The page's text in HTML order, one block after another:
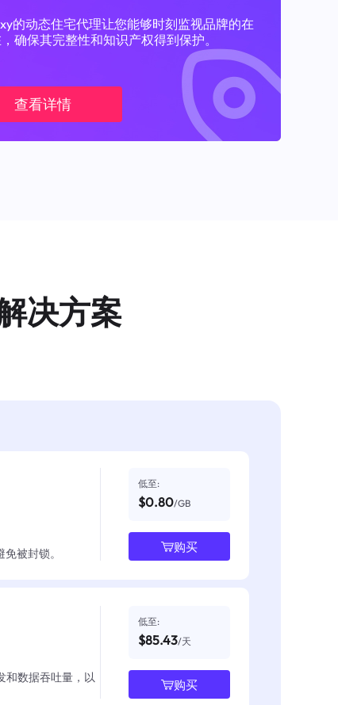
的动态住宅代理让您能够时刻监视品牌的在
确保其完整性和知识产权得到保护。
查看详情
决方案
被封锁。
低至:
$0.80/GB
购买
和数据吞吐量，以
低至:
$85.43/天
购买